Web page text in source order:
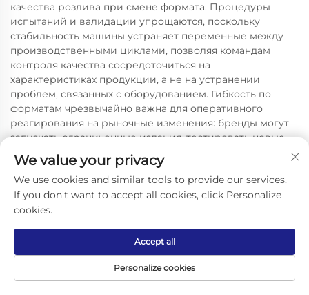
качества розлива при смене формата. Процедуры
испытаний и валидации упрощаются, поскольку
стабильность машины устраняет переменные между
производственными циклами, позволяя командам
контроля качества сосредоточиться на
характеристиках продукции, а не на устранении
проблем, связанных с оборудованием. Гибкость по
форматам чрезвычайно важна для оперативного
реагирования на рыночные изменения: бренды могут
запускать ограниченные издания, тестировать новые
концепции упаковки и быстро отвечать на инновации
конкурентов без задержек, вызванных необходимостью
капитальных вложений. Розничные партнёры ценят
поставщиков, способных доставлять продукцию в
предпочитаемых форматах, соответствующих
одноразовых бутылок для магазинов удобства до
семейных упаковок для супермаркетов. Также
выигрывает и экологический аспект: производители
могут переходить на более экологичные материалы
We value your privacy
We use cookies and similar tools to provide our services.
If you don't want to accept all cookies, click Personalize
cookies.
Personalize cookies
Accept all